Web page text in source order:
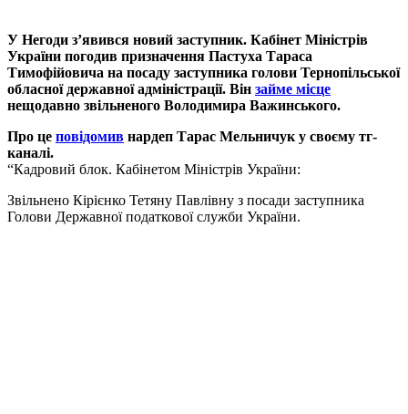
У Негоди з’явився новий заступник. Кабінет Міністрів
України погодив призначення Пастуха Тараса
Тимофійовича на посаду заступника голови Тернопільської
обласної державної адміністрації. Він займе місце
нещодавно звільненого Володимира Важинського.
Про це повідомив нардеп Тарас Мельничук у своєму тг-
каналі.
“Кадровий блок. Кабінетом Міністрів України:
Звільнено Кірієнко Тетяну Павлівну з посади заступника
Голови Державної податкової служби України.